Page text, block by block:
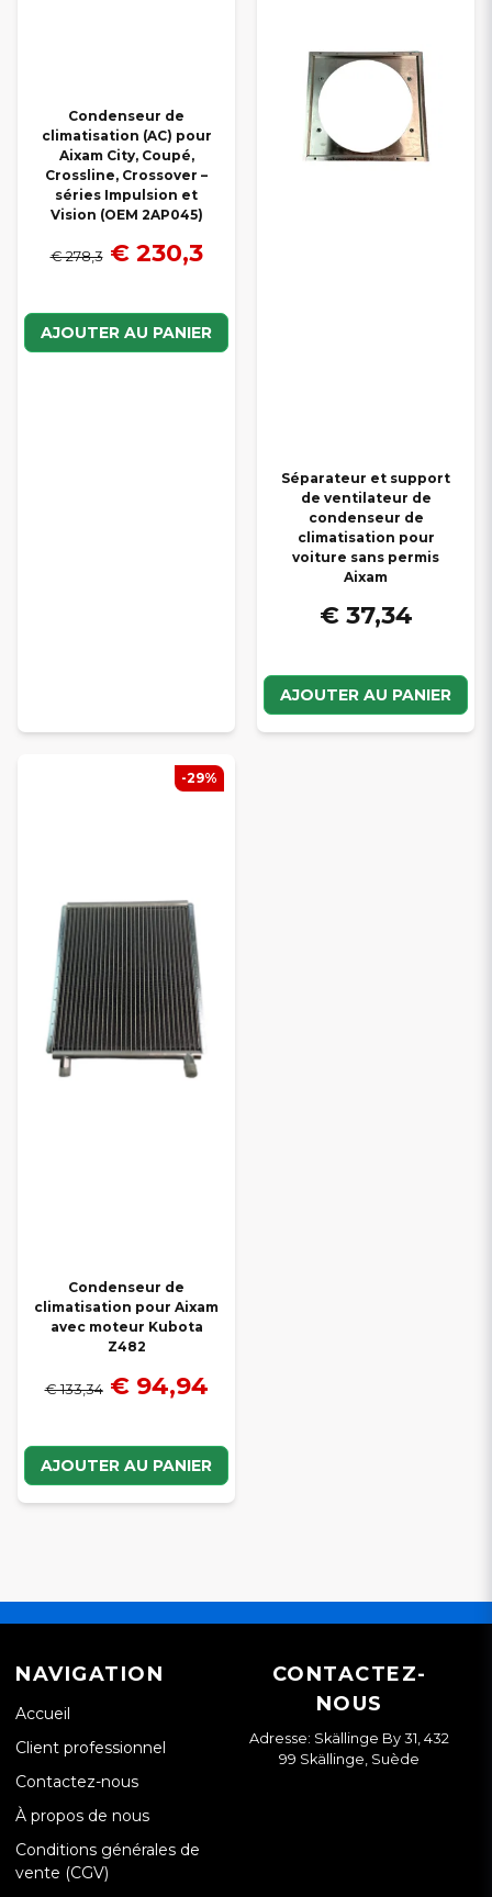
Condenseur de
climatisation (AC) pour
Aixam City, Coupé,
Crossline, Crossover –
séries Impulsion et
Vision (OEM 2AP045)
€ 278,3 € 230,3
AJOUTER AU PANIER
Séparateur et support
de ventilateur de
condenseur de
climatisation pour
voiture sans permis
Aixam
€ 37,34
AJOUTER AU PANIER
Condenseur de
climatisation pour Aixam
avec moteur Kubota
Z482
€ 133,34 € 94,94
AJOUTER AU PANIER
-29%
NAVIGATION
Accueil
Client professionnel
Contactez-nous
À propos de nous
Conditions générales de
vente (CGV)
CONTACTEZ-
NOUS
Adresse: Skällinge By 31, 432
99 Skällinge, Suède